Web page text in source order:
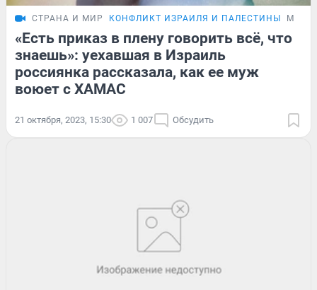
СТРАНА И МИР КОНФЛИКТ ИЗРАИЛЯ И ПАЛЕСТИНЫ
«Есть приказ в плену говорить всё, что
знаешь»: уехавшая в Израиль
россиянка рассказала, как ее муж
воюет с ХАМАС
21 октября, 2023, 15:30 1 007 Обсудить